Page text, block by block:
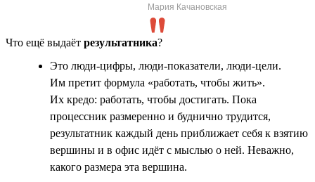
Мария Качановская
Что ещё выдаёт результатника?
Это люди-цифры, люди-показатели, люди-цели.
Им претит формула «работать, чтобы жить».
Их кредо: работать, чтобы достигать. Пока
процессник размеренно и буднично трудится,
результатник каждый день приближает себя к взятию
вершины и в офис идёт с мыслью о ней. Неважно,
какого размера эта вершина.